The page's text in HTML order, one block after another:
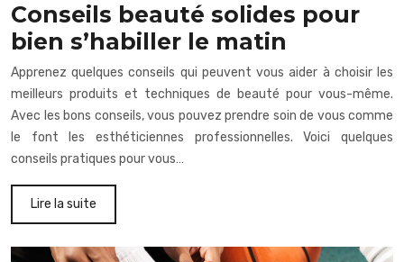
Conseils beauté solides pour
bien s’habiller le matin
Apprenez quelques conseils qui peuvent vous aider à choisir les
meilleurs produits et techniques de beauté pour vous-même.
Avec les bons conseils, vous pouvez prendre soin de vous comme
le font les esthéticiennes professionnelles. Voici quelques
conseils pratiques pour vous…
Lire la suite